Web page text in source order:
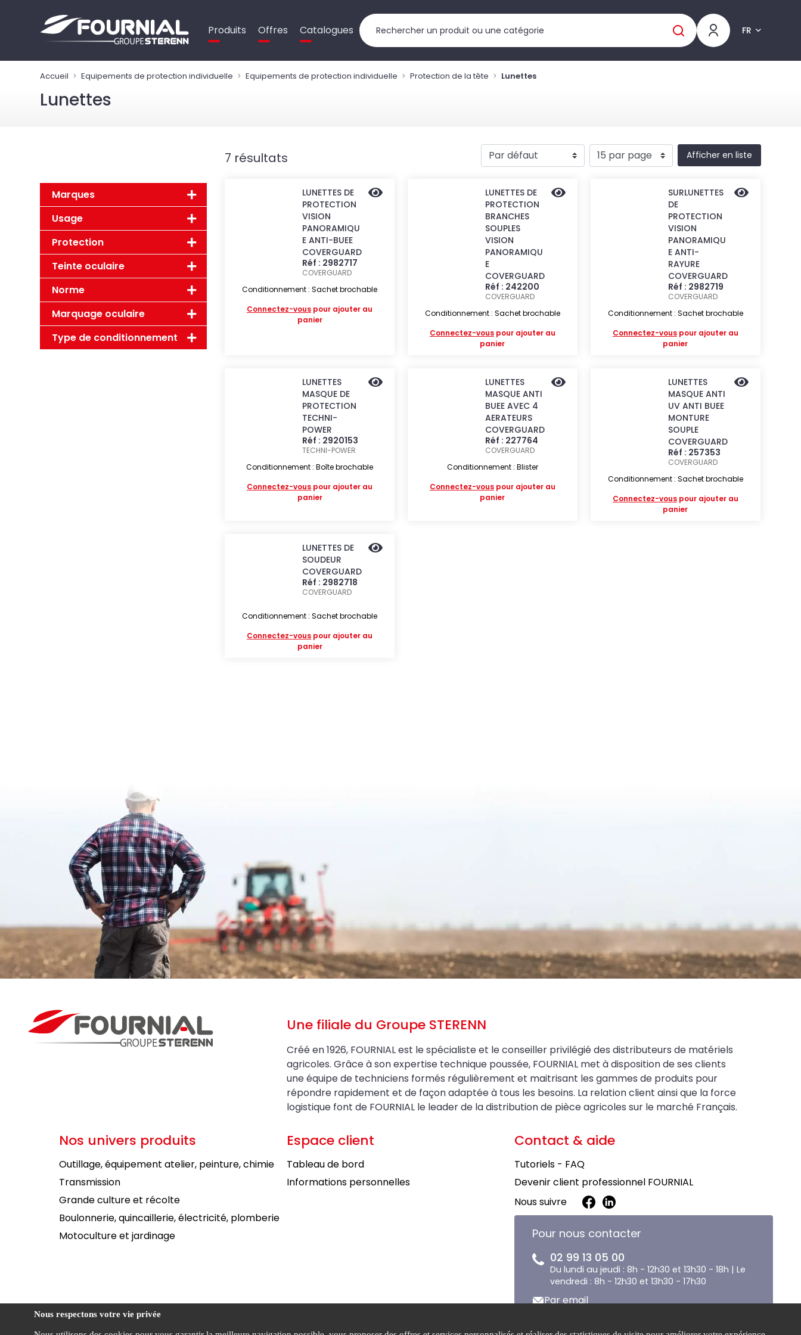
Produits Offres Catalogues FR
Accueil Equipements de protection individuelle Equipements de protection individuelle Protection de la tête Lunettes
Lunettes
Marques
Usage
Protection
Teinte oculaire
Norme
Marquage oculaire
Type de conditionnement
7 résultats Afficher en liste
LUNETTES DE
PROTECTION
VISION
PANORAMIQU
E ANTI-BUEE
COVERGUARD
Réf : 2982717
COVERGUARD
Conditionnement : Sachet brochable
Connectez-vous pour ajouter au
panier
LUNETTES DE
PROTECTION
BRANCHES
SOUPLES
VISION
PANORAMIQU
E
COVERGUARD
Réf : 242200
COVERGUARD
Conditionnement : Sachet brochable
Connectez-vouspour ajouter au
panier
SURLUNETTES
DE
PROTECTION
VISION
PANORAMIQU
E ANTI-
RAYURE
COVERGUARD
Réf : 2982719
COVERGUARD
Conditionnement : Sachet brochable
Connectez-vouspour ajouter au
panier
LUNETTES
MASQUE DE
PROTECTION
TECHNI-
POWER
Réf : 2920153
TECHNI-POWER
Conditionnement : Boîte brochable
Connectez-vous pour ajouter au
panier
LUNETTES
MASQUE ANTI
BUEE AVEC 4
AERATEURS
COVERGUARD
Réf : 227764
COVERGUARD
Conditionnement : Blister
Connectez-vouspour ajouter au
panier
LUNETTES
MASQUE ANTI
UV ANTI BUEE
MONTURE
SOUPLE
COVERGUARD
Réf : 257353
COVERGUARD
Conditionnement : Sachet brochable
Connectez-vouspour ajouter au
panier
LUNETTES DE
SOUDEUR
COVERGUARD
Réf : 2982718
COVERGUARD
Conditionnement : Sachet brochable
Connectez-vous pour ajouter au
panier
Une filiale du Groupe STERENN
Créé en 1926, FOURNIAL est le spécialiste et le conseiller privilégié des distributeurs de matériels
agricoles. Grâce à son expertise technique poussée, FOURNIAL met à disposition de ses clients
une équipe de techniciens formés régulièrement et maitrisant les gammes de produits pour
répondre rapidement et de façon adaptée à tous les besoins. La relation client ainsi que la force
logistique font de FOURNIAL le leader de la distribution de pièce agricoles sur le marché Français.
Nos univers produits
Outillage, équipement atelier, peinture, chimie
Transmission
Grande culture et récolte
Boulonnerie, quincaillerie, électricité, plomberie
Motoculture et jardinage
Espace client
Tableau de bord
Informations personnelles
Contact & aide
Tutoriels - FAQ
Devenir client professionnel FOURNIAL
Nous suivre
Pour nous contacter
02 99 13 05 00
Du lundi au jeudi : 8h - 12h30 et 13h30 - 18h | Le
vendredi : 8h - 12h30 et 13h30 - 17h30
Par email
Nous respectons votre vie privée